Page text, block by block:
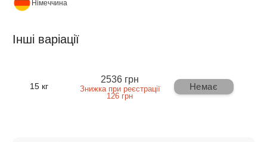
Німеччина
Інші варіації
15 кг
2536 грн
Знижка при реєстрації
126 грн
Немає